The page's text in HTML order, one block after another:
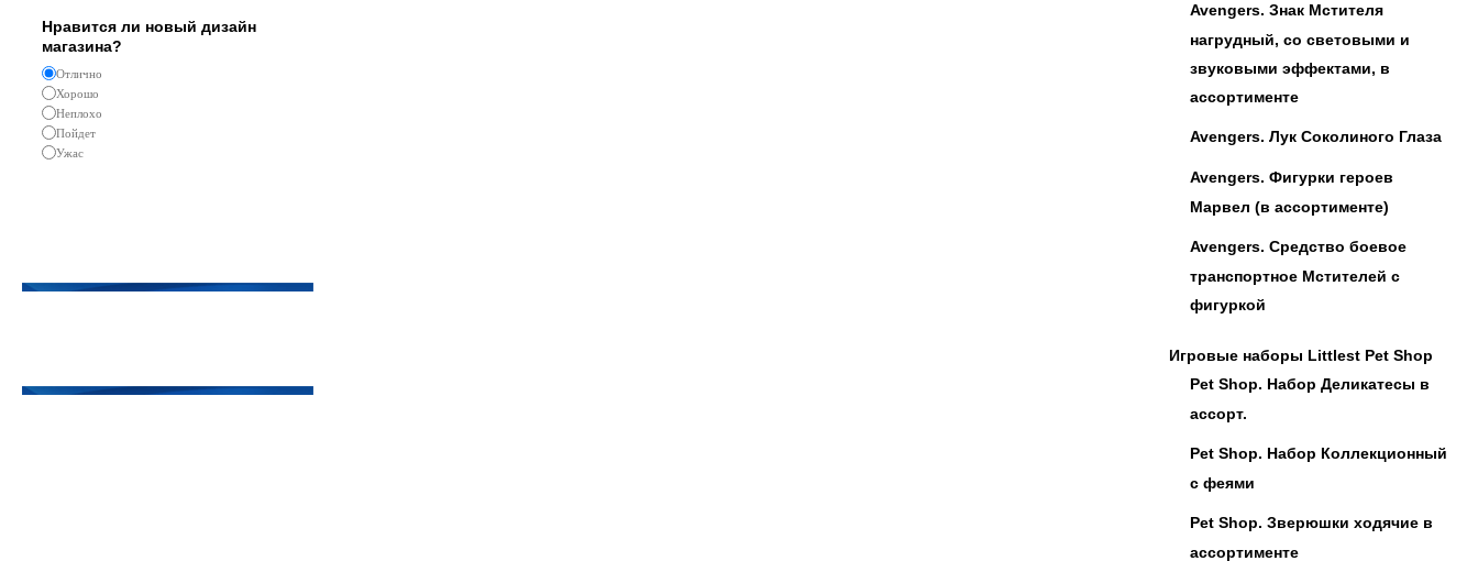
Avengers. Знак Мстителя
нагрудный, со световыми и
звуковыми эффектами, в
ассортименте
Avengers. Лук Соколиного Глаза
Avengers. Фигурки героев
Марвел (в ассортименте)
Avengers. Средство боевое
транспортное Мстителей с
фигуркой
Игровые наборы Littlest Pet Shop
Pet Shop. Набор Деликатесы в
ассорт.
Pet Shop. Набор Коллекционный
с феями
Pet Shop. Зверюшки ходячие в
ассортименте
Нравится ли новый дизайн
магазина?
Отлично
Хорошо
Неплохо
Пойдет
Ужас